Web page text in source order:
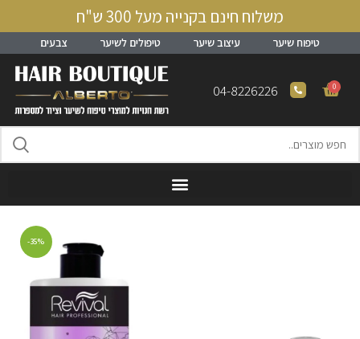
משלוח חינם בקנייה מעל 300 ש"ח
טיפוח שיער עיצוב שיער טיפולים לשיער צבעים
0
04-8226226
-35%